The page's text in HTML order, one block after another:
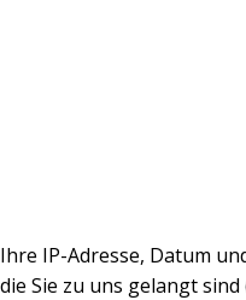
IP-Adresse, Datum
Sie zu uns gelangt